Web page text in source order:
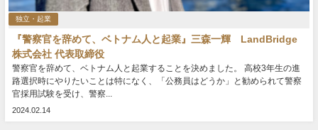
独立・起業
『警察官を辞めて、ベトナム人と起業』三森一輝 LandBridge
株式会社 代表取締役
警察官を辞めて、ベトナム人と起業することを決めました。 高校3年生の進
路選択時にやりたいことは特になく、「公務員はどうか」と勧められて警察
官採用試験を受け、警察...
2024.02.14